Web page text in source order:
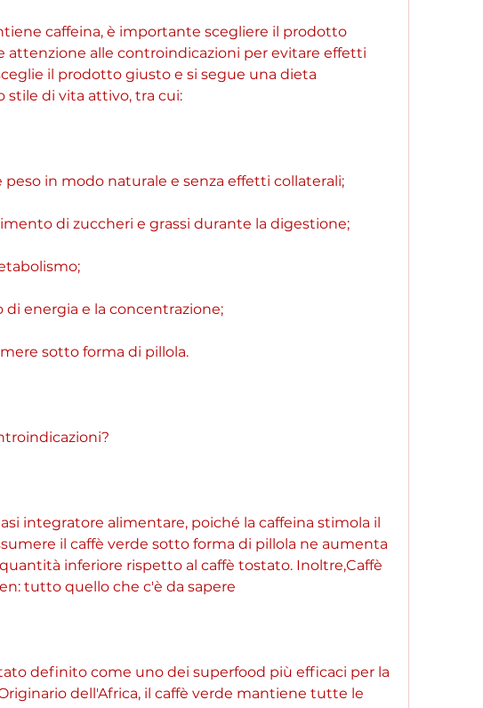
caffeina, è importante scegliere il prodotto
attenzione alle controindicazioni per evitare effetti
il prodotto giusto e si segue una dieta
stile di vita attivo, tra cui:
peso in modo naturale e senza effetti collaterali;
di zuccheri e grassi durante la digestione;
di energia e la concentrazione;
sotto forma di pillola.
integratore alimentare, poiché la caffeina stimola il
il caffè verde sotto forma di pillola ne aumenta
inferiore rispetto al caffè tostato. Inoltre,Caffè
tutto quello che c'è da sapere
definito come uno dei superfood più efficaci per la
dell'Africa, il caffè verde mantiene tutte le